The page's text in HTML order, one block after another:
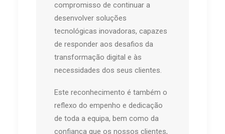
compromisso de continuar a
desenvolver soluções
tecnológicas inovadoras, capazes
de responder aos desafios da
transformação digital e às
necessidades dos seus clientes.
Este reconhecimento é também o
reflexo do empenho e dedicação
de toda a equipa, bem como da
confiança que os nossos clientes,